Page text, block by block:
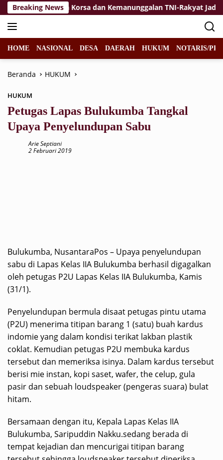
Langsung
ke
konten
Breaking News
Jiwa Korsa dan Kemanunggalan TNI-Rakyat Jadi
HOME NASIONAL DESA DAERAH HUKUM NOTARIS/
Beranda HUKUM
HUKUM
Petugas Lapas Bulukumba Tangkal
Upaya Penyelundupan Sabu
Arie Septiani
2 Februari 2019
Bulukumba, NusantaraPos – Upaya penyelundupan
sabu di Lapas Kelas IIA Bulukumba berhasil digagalkan
oleh petugas P2U Lapas Kelas IIA Bulukumba, Kamis
(31/1).
Penyelundupan bermula disaat petugas pintu utama
(P2U) menerima titipan barang 1 (satu) buah kardus
indomie yang dalam kondisi terikat lakban plastik
coklat. Kemudian petugas P2U membuka kardus
tersebut dan memeriksa isinya. Dalam kardus tersebut
berisi mie instan, kopi saset, wafer, the celup, gula
pasir dan sebuah loudspeaker (pengeras suara) bulat
hitam.
Bersamaan dengan itu, Kepala Lapas Kelas IIA
Bulukumba, Saripuddin Nakku.sedang berada di
tempat kejadian dan mencurigai titipan barang